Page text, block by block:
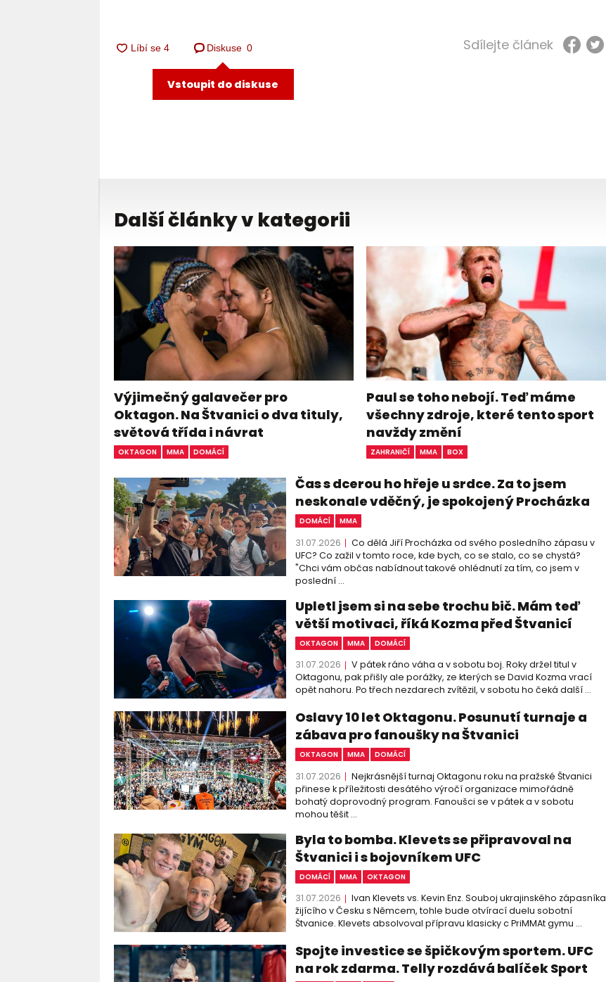
Diskuse 0
Vstoupit do diskuse
Sdílejte článek
Další články v kategorii
Výjimečný galavečer pro
Oktagon. Na Štvanici o dva tituly,
světová třída i návrat
OKTAGON MMA DOMÁCÍ
Paul se toho nebojí. Teď máme
všechny zdroje, které tento sport
navždy změní
ZAHRANIČÍ MMA BOX
Čas s dcerou ho hřeje u srdce. Za to jsem
neskonale vděčný, je spokojený Procházka
DOMÁCÍ MMA
31.07.2026
Co dělá Jiří Procházka od svého posledního zápasu v
UFC? Co zažil v tomto roce, kde bych, co se stalo, co se chystá?
"Chci vám občas nabídnout takové ohlédnutí za tím, co jsem v
poslední ...
Upletl jsem si na sebe trochu bič. Mám teď
větší motivaci, říká Kozma před Štvanicí
OKTAGON MMA DOMÁCÍ
31.07.2026
V pátek ráno váha a v sobotu boj. Roky držel titul v
Oktagonu, pak přišly ale porážky, ze kterých se David Kozma vrací
opět nahoru. Po třech nezdarech zvítězil, v sobotu ho čeká další ...
Oslavy 10 let Oktagonu. Posunutí turnaje a
zábava pro fanoušky na Štvanici
OKTAGON MMA DOMÁCÍ
31.07.2026
Nejkrásnější turnaj Oktagonu roku na pražské Štvanici
přinese k příležitosti desátého výročí organizace mimořádně
bohatý doprovodný program. Fanoušci se v pátek a v sobotu
mohou těšit ...
Byla to bomba. Klevets se připravoval na
Štvanici i s bojovníkem UFC
DOMÁCÍ MMA OKTAGON
31.07.2026
Ivan Klevets vs. Kevin Enz. Souboj ukrajinského zápasníka
žijícího v Česku s Němcem, tohle bude otvírací duelu sobotní
Štvanice. Klevets absolvoval přípravu klasicky c PriMMAt gymu ...
Spojte investice se špičkovým sportem. UFC
na rok zdarma. Telly rozdává balíček Sport